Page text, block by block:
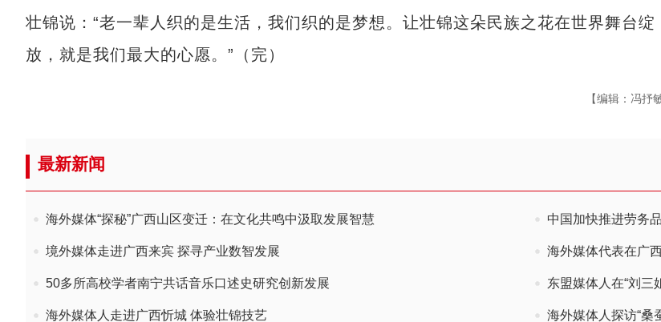
壮锦说：“老一辈人织的是生活，我们织的是梦想。让壮锦这朵民族之花在世界舞台绽
放，就是我们最大的心愿。”（完）
【编辑：冯抒
最新新闻
海外媒体“探秘”广西山区变迁：在文化共鸣中汲取发展智慧 中国加快推进劳务
境外媒体走进广西来宾 探寻产业数智发展 海外媒体代表在广
50多所高校学者南宁共话音乐口述史研究创新发展 东盟媒体人在“刘三
海外媒体人走进广西忻城 体验壮锦技艺 海外媒体人探访“桑